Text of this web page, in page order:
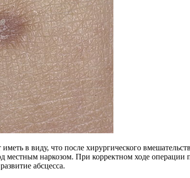
в виду, что после хирургического
местным наркозом. При корректном ходе
абсцесса.